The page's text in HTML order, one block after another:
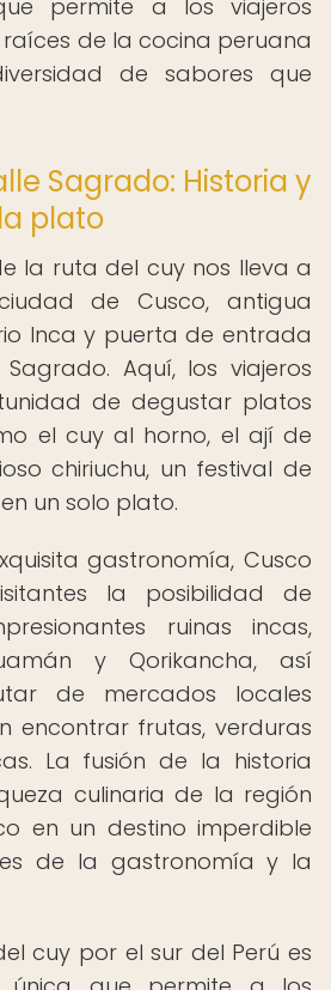
permite a los viajeros
de la cocina peruana
de sabores que
Sagrado: Historia y
plato
la ruta del cuy nos lleva a
de Cusco, antigua
Inca y puerta de entrada
Aquí, los viajeros
de degustar platos
el cuy al horno, el ají de
chiriuchu, un festival de
un solo plato.
gastronomía, Cusco
la posibilidad de
ruinas incas,
y Qorikancha, así
de mercados locales
encontrar frutas, verduras
La fusión de la historia
culinaria de la región
en un destino imperdible
de la gastronomía y la
cuy por el sur del Perú es